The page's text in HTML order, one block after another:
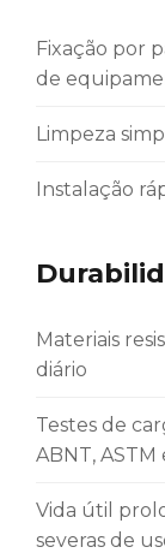
Fixação por
de
Limpeza
Instalação
Materiais
diário
Testes de
ABNT, ASTM
Vida útil
severas de